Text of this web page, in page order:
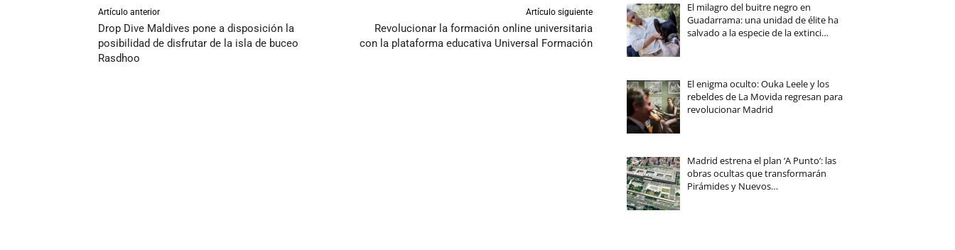
Artículo anterior
Drop Dive Maldives pone a disposición la
posibilidad de disfrutar de la isla de buceo
Rasdhoo
Artículo siguiente
Revolucionar la formación online universitaria
con la plataforma educativa Universal Formación
El milagro del buitre negro en
Guadarrama: una unidad de élite ha
salvado a la especie de la extinci…
El enigma oculto: Ouka Leele y los
rebeldes de La Movida regresan para
revolucionar Madrid
Madrid estrena el plan ‘A Punto’: las
obras ocultas que transformarán
Pirámides y Nuevos…